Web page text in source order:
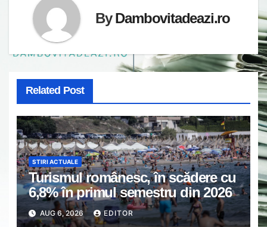
ByDambovitadeazi.ro
Related Post
STIRI ACTUALE
Turismul românesc, în scădere cu
6,8% în primul semestru din 2026
AUG 6, 2026 EDITOR